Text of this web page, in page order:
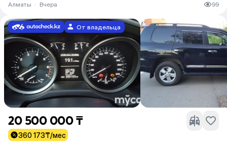
Алматы · Вчера 99
От владельца
20 500 000 ₸
360 173₸/мес